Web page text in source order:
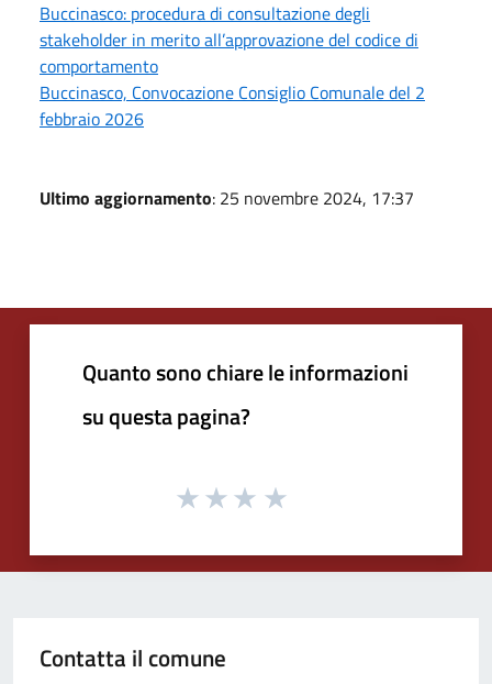
Buccinasco: procedura di consultazione degli
stakeholder in merito all’approvazione del codice di
comportamento
Buccinasco, Convocazione Consiglio Comunale del 2
febbraio 2026
Ultimo aggiornamento: 25 novembre 2024, 17:37
Quanto sono chiare le informazioni
su questa pagina?
Contatta il comune